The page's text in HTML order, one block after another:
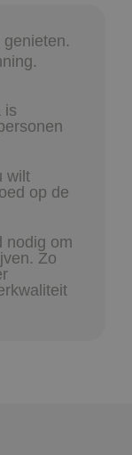
is
wilt
op de
nodig om
Zo